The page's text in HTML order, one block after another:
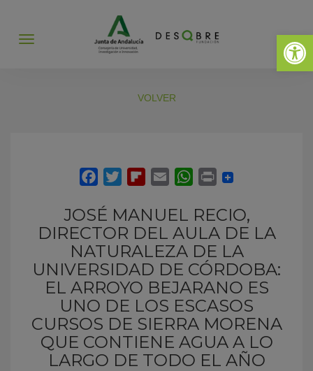
Abrir
Abrir
VOLVER
JOSÉ MANUEL RECIO,
DIRECTOR DEL AULA DE LA
NATURALEZA DE LA
UNIVERSIDAD DE CÓRDOBA:
EL ARROYO BEJARANO ES
UNO DE LOS ESCASOS
CURSOS DE SIERRA MORENA
QUE CONTIENE AGUA A LO
LARGO DE TODO EL AÑO